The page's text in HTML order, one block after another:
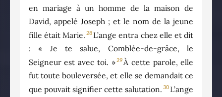
en mariage à un homme de la maison de
David, appelé Joseph ; et le nom de la jeune
fille était Marie. 28 L’ange entra chez elle et dit
: « Je te salue, Comblée-de-grâce, le
Seigneur est avec toi. »29À cette parole, elle
fut toute bouleversée, et elle se demandait ce
que pouvait signifier cette salutation. 30 L’ange